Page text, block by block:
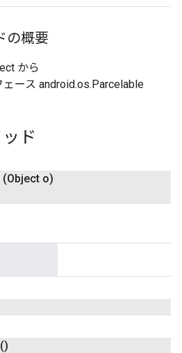
の概要
から
ース android.os.Parcelable
ド
(Object o)
()